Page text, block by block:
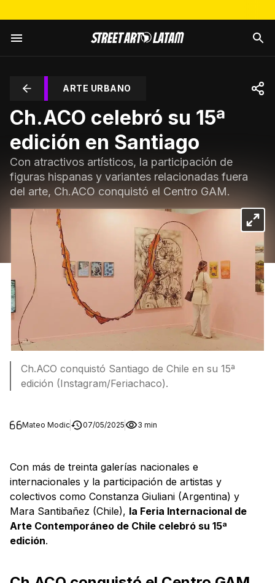
ARTE URBANO
Ch.ACO celebró su 15ª
edición en Santiago
Con atractivos artísticos, la participación de
figuras hispanas y variantes relacionadas fuera
del arte, Ch.ACO conquistó el Centro GAM.
Ch.ACO conquistó Santiago de Chile en su 15ª
edición (Instagram/Feriachaco).
Mateo Modic 07/05/2025 3 min
Con más de treinta galerías nacionales e
internacionales y la participación de artistas y
colectivos como Constanza Giuliani (Argentina) y
Mara Santibañez (Chile), la Feria Internacional de
Arte Contemporáneo de Chile celebró su 15ª
edición.